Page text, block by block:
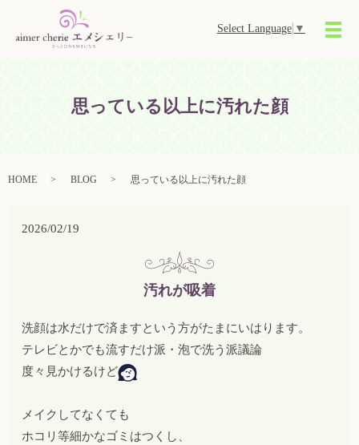
Select Language ▼
メ
思っている以上に汚れた顔
HOME BLOG 思っている以上に汚れた顔
2026/02/19
汚れが吸着
洗顔は水だけで済ますという方がたまにいはります。
テレビとかでも流すだけ派・泡で洗う派議論
度々見かけるけど
メイクしてなくても
ホコリ等細かなゴミはつくし、